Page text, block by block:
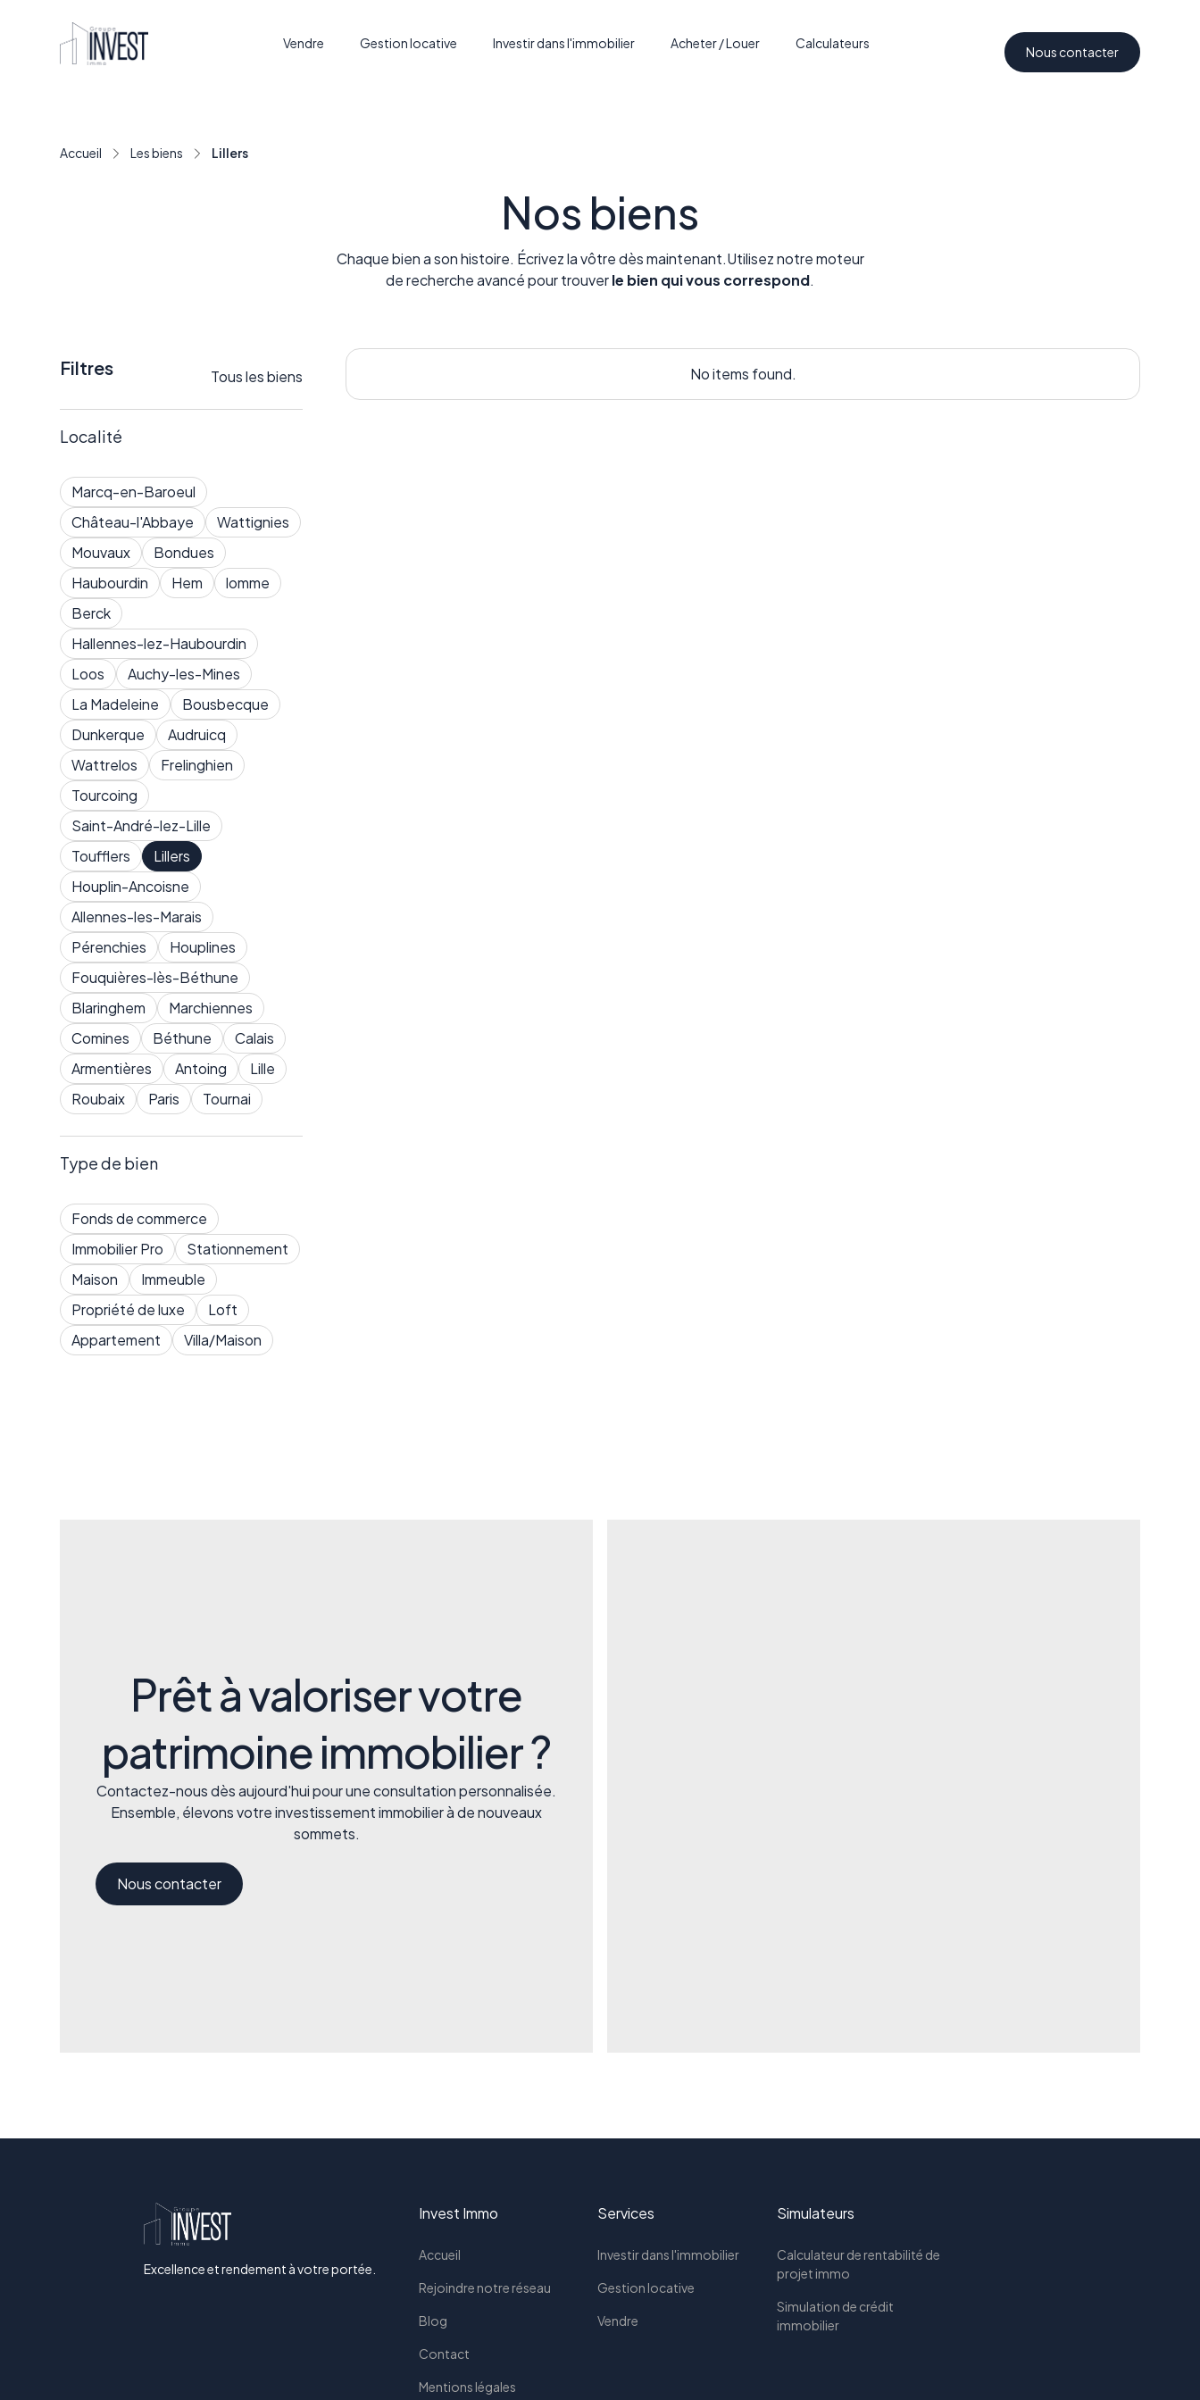
Vendre Gestion locative Investir dans l'immobilier Acheter / Louer Calculateurs
Nous contacter
Accueil Les biens Lillers
Nos biens
Chaque bien a son histoire. Écrivez la vôtre dès maintenant.Utilisez notre moteur
de recherche avancé pour trouverle bien qui vous correspond.
Filtres Tous les biens
Localité
Marcq-en-Baroeul
Château-l'Abbaye
Wattignies
Mouvaux
Bondues
Haubourdin
Hem
lomme
Berck
Hallennes-lez-Haubourdin
Loos
Auchy-les-Mines
La Madeleine
Bousbecque
Dunkerque
Audruicq
Wattrelos
Frelinghien
Tourcoing
Saint-André-lez-Lille
Toufflers
Lillers
Houplin-Ancoisne
Allennes-les-Marais
Pérenchies
Houplines
Fouquières-lès-Béthune
Blaringhem
Marchiennes
Comines
Béthune
Calais
Armentières
Antoing
Lille
Roubaix
Paris Tournai
Type de bien
Fonds de commerce
Immobilier Pro
Stationnement
Maison
Immeuble
Propriété de luxe
Loft
Appartement
Villa/Maison
No items found.
Prêt à valoriser votre
patrimoine immobilier ?
Contactez-nous dès aujourd'hui pour une consultation personnalisée.
Ensemble, élevons votre investissement immobilier à de nouveaux
sommets.
Nous contacter
Excellence et rendement à votre portée.
Invest Immo
Accueil
Rejoindre notre réseau
Blog
Contact
Mentions légales
Services
Investir dans l'immobilier
Gestion locative
Vendre
Simulateurs
Calculateur de rentabilité de
projet immo
Simulation de crédit
immobilier